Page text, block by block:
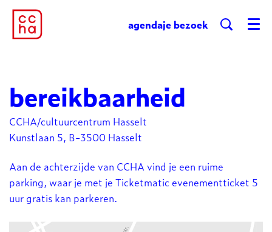
agendaje bezoek Menu
bereikbaarheid
CCHA/cultuurcentrum Hasselt
Kunstlaan 5, B-3500 Hasselt
Aan de achterzijde van CCHA vind je een ruime
parking, waar je met je Ticketmatic evenementticket 5
uur gratis kan parkeren.